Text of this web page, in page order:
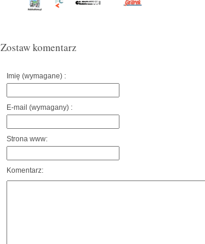
Zostaw komentarz
Imię (wymagane) :
E-mail (wymagany) :
Strona www:
Komentarz: